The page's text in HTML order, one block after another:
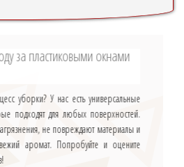
за пластиковыми окнами
уборки? У нас есть универсальные
подходят для любых поверхностей.
не повреждают материалы и
аромат. Попробуйте и оцените